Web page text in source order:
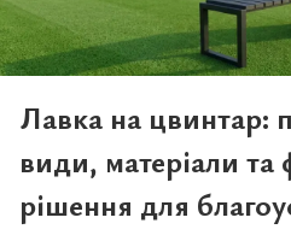
Лавка на цвинтар:
види, матеріали та
рішення для